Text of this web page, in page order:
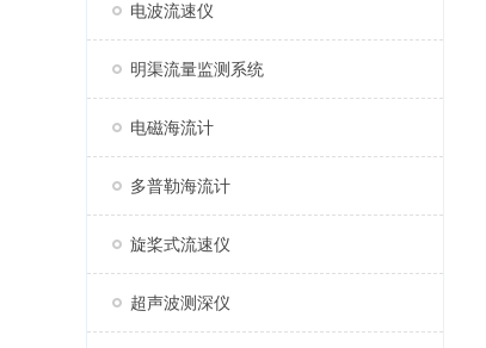
电波流速仪
明渠流量监测系统
电磁海流计
多普勒海流计
旋桨式流速仪
超声波测深仪